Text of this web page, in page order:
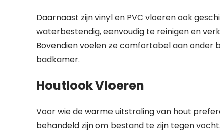
Daarnaast zijn vinyl en PVC vloeren ook
waterbestendig, eenvoudig te reinigen en
Bovendien voelen ze comfortabel aan
badkamer.
Houtlook Vloeren
Voor wie de warme uitstraling van hout
behandeld zijn om bestand te zijn tegen